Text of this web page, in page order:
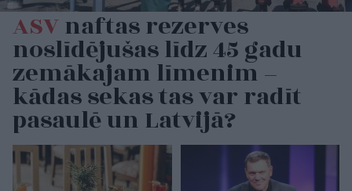
ASVnaftas rezerves
noslīdējušas līdz 45 gadu
zemākajam līmenim –
kādas sekas tas var radīt
pasaulē un Latvijā?